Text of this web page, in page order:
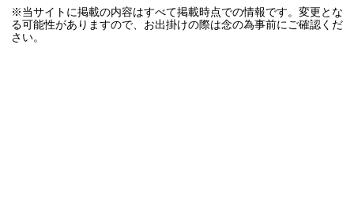
※当サイトに掲載の内容はすべて掲載時点での情報です。変更とな
る可能性がありますので、お出掛けの際は念の為事前にご確認くだ
さい。